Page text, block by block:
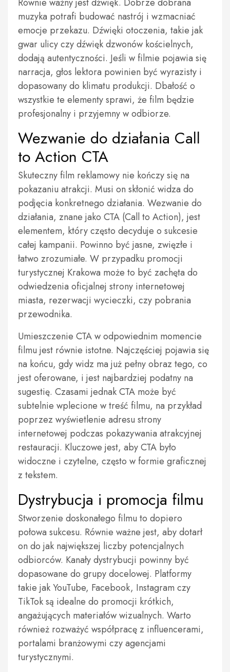
muzyka potrafi budować nastrój i wzmacniać
emocje przekazu. Dźwięki otoczenia, takie jak
gwar ulicy czy dźwięk dzwonów kościelnych,
dodają autentyczności. Jeśli w filmie pojawia się
narracja, głos lektora powinien być wyrazisty i
dopasowany do klimatu produkcji. Dbałość o
wszystkie te elementy sprawi, że film będzie
profesjonalny i przyjemny w odbiorze.
Wezwanie do działania Call
to Action CTA
Skuteczny film reklamowy nie kończy się na
pokazaniu atrakcji. Musi on skłonić widza do
podjęcia konkretnego działania. Wezwanie do
działania, znane jako CTA (Call to Action), jest
elementem, który często decyduje o sukcesie
całej kampanii. Powinno być jasne, zwięzłe i
łatwo zrozumiałe. W przypadku promocji
turystycznej Krakowa może to być zachęta do
odwiedzenia oficjalnej strony internetowej
miasta, rezerwacji wycieczki, czy pobrania
przewodnika.
Umieszczenie CTA w odpowiednim momencie
filmu jest równie istotne. Najczęściej pojawia się
na końcu, gdy widz ma już pełny obraz tego, co
jest oferowane, i jest najbardziej podatny na
sugestię. Czasami jednak CTA może być
subtelnie wplecione w treść filmu, na przykład
poprzez wyświetlenie adresu strony
internetowej podczas pokazywania atrakcyjnej
restauracji. Kluczowe jest, aby CTA było
widoczne i czytelne, często w formie graficznej
z tekstem.
Dystrybucja i promocja filmu
Stworzenie doskonałego filmu to dopiero
połowa sukcesu. Równie ważne jest, aby dotarł
on do jak największej liczby potencjalnych
odbiorców. Kanały dystrybucji powinny być
dopasowane do grupy docelowej. Platformy
takie jak YouTube, Facebook, Instagram czy
TikTok są idealne do promocji krótkich,
angażujących materiałów wizualnych. Warto
również rozważyć współpracę z influencerami,
portalami branżowymi czy agencjami
turystycznymi.